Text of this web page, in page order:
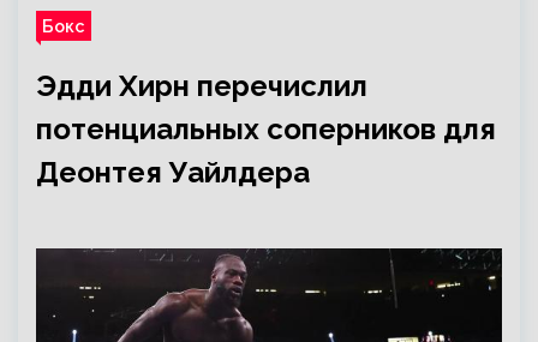
Бокс
Эдди Хирн перечислил
потенциальных соперников для
Деонтея Уайлдера